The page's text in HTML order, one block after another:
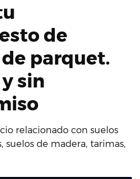
de
parquet.
sin
relacionado con suelos
suelos de madera, tarimas,